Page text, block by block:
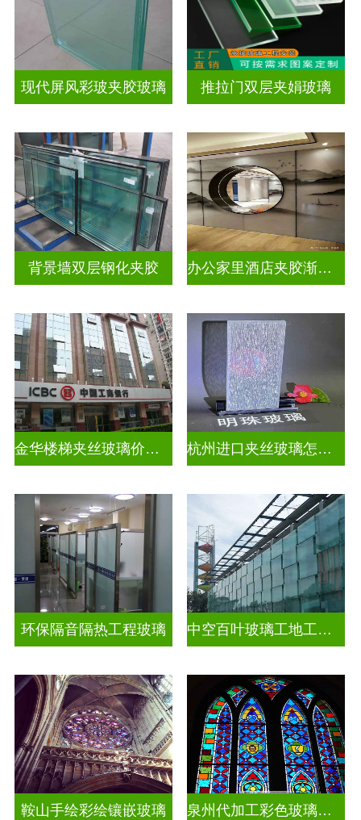
现代屏风彩玻夹胶玻璃 推拉门双层夹娟玻璃
背景墙双层钢化夹胶 办公家里酒店夹胶渐变玻璃
金华楼梯夹丝玻璃价钱多少一米 杭州进口夹丝玻璃怎么卖
环保隔音隔热工程玻璃 中空百叶玻璃工地工装装饰玻璃
鞍山手绘彩绘镶嵌玻璃 泉州代加工彩色玻璃穹顶